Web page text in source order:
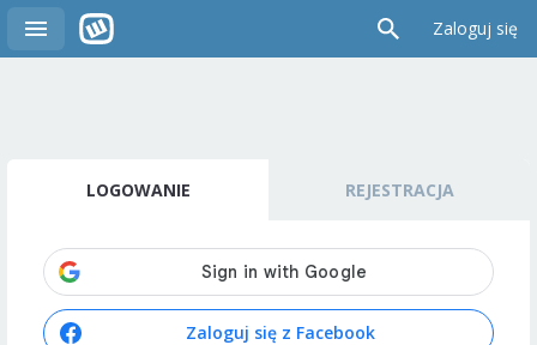
Zaloguj się
LOGOWANIE REJESTRACJA
Zaloguj się z Facebook